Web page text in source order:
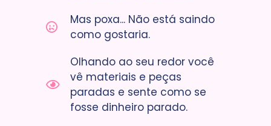
Mas poxa... Não está saindo
como gostaria.
Olhando ao seu redor você
vê materiais e peças
paradas e sente como se
fosse dinheiro parado.